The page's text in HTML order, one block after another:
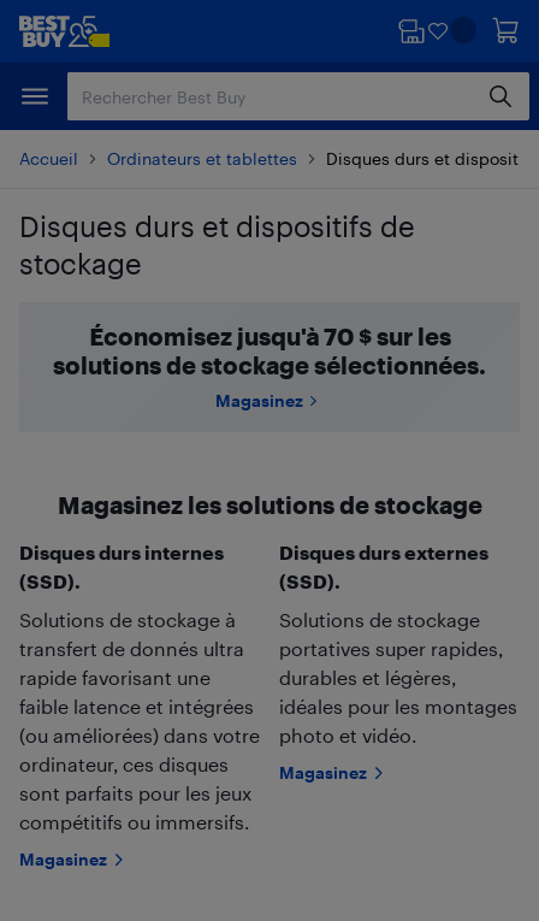
Passer
principal
Passer
Accueil Ordinateurs et tablettes Disques durs et
Disques durs et dispositifs de
stockage
Économisez jusqu'à 70 $ sur les
solutions de stockage sélectionnées.
Magasinez
Magasinez les solutions de stockage
Disques durs internes
(SSD).
Solutions de stockage à
transfert de donnés ultra
rapide favorisant une
faible latence et intégrées
(ou améliorées) dans votre
ordinateur, ces disques
sont parfaits pour les jeux
compétitifs ou immersifs.
Magasinez
Disques durs externes
(SSD).
Solutions de stockage
portatives super rapides,
durables et légères,
idéales pour les montages
photo et vidéo.
Magasinez